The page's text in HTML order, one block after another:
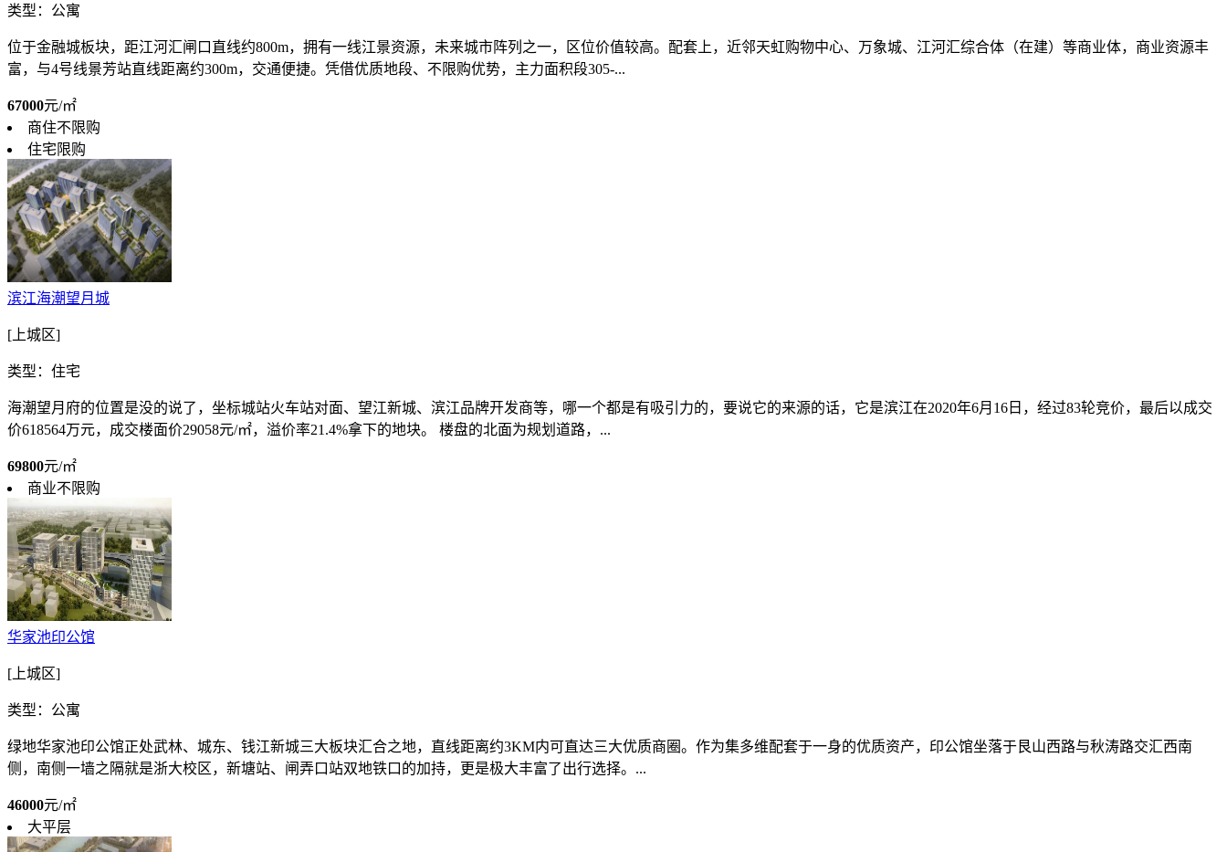
类型：公寓
位于金融城板块，距江河汇闸口直线约800m，拥有一线江景资源，未来城市阵列之一，区位价值较高。配套上，近邻天虹购物中心、万象城、江河汇综合体（在建）等商业体，商业资源丰
富，与4号线景芳站直线距离约300m，交通便捷。凭借优质地段、不限购优势，主力面积段305-...
67000元/㎡
商住不限购
住宅限购
滨江海潮望月城
[上城区]
类型：住宅
海潮望月府的位置是没的说了，坐标城站火车站对面、望江新城、滨江品牌开发商等，哪一个都是有吸引力的，要说它的来源的话，它是滨江在2020年6月16日，经过83轮竞价，最后以成交
价618564万元，成交楼面价29058元/㎡，溢价率21.4%拿下的地块。 楼盘的北面为规划道路，...
69800元/㎡
商业不限购
华家池印公馆
[上城区]
类型：公寓
绿地华家池印公馆正处武林、城东、钱江新城三大板块汇合之地，直线距离约3KM内可直达三大优质商圈。作为集多维配套于一身的优质资产，印公馆坐落于艮山西路与秋涛路交汇西南
侧，南侧一墙之隔就是浙大校区，新塘站、闸弄口站双地铁口的加持，更是极大丰富了出行选择。...
46000元/㎡
大平层